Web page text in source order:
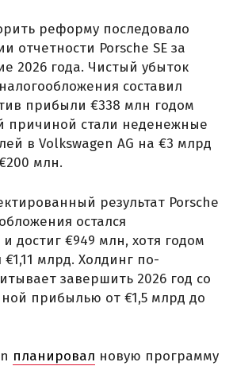
реформу последовало
отчетности Porsche SE за
2026 года. Чистый убыток
составил
прибыли €338 млн годом
причиной стали неденежные
в Volkswagen AG на €3 млрд
млн.
результат Porsche
остался
достиг €949 млн, хотя годом
€1,11 млрд. Холдинг по-
завершить 2026 год со
прибылью от €1,5 млрд до
планировал новую программу